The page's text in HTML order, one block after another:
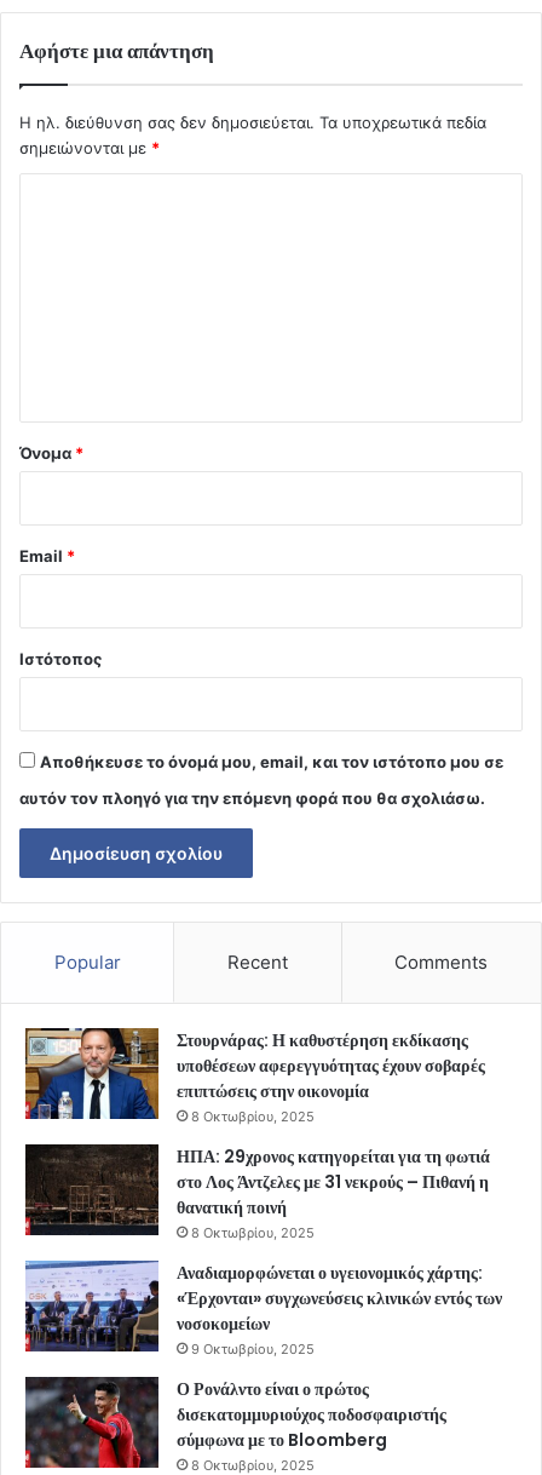
Αφήστε μια απάντηση
Η ηλ. διεύθυνση σας δεν δημοσιεύεται. Τα υποχρεωτικά πεδία
σημειώνονται με *
Όνομα *
Email *
Ιστότοπος
Αποθήκευσε το όνομά μου, email, και τον ιστότοπο μου σε
αυτόν τον πλοηγό για την επόμενη φορά που θα σχολιάσω.
Popular Recent Comments
Στουρνάρας: Η καθυστέρηση εκδίκασης
υποθέσεων αφερεγγυότητας έχουν σοβαρές
επιπτώσεις στην οικονομία
8 Οκτωβρίου, 2025
ΗΠΑ: 29χρονος κατηγορείται για τη φωτιά
στο Λος Άντζελες με 31 νεκρούς – Πιθανή η
θανατική ποινή
8 Οκτωβρίου, 2025
Αναδιαμορφώνεται ο υγειονομικός χάρτης:
«Έρχονται» συγχωνεύσεις κλινικών εντός των
νοσοκομείων
9 Οκτωβρίου, 2025
Ο Ρονάλντο είναι ο πρώτος
δισεκατομμυριούχος ποδοσφαιριστής
σύμφωνα με το Bloomberg
8 Οκτωβρίου, 2025